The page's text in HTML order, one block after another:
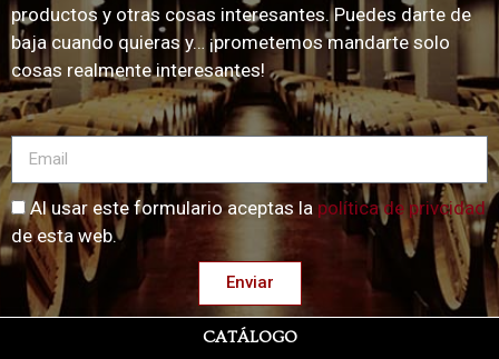
productos y otras cosas interesantes. Puedes darte de
baja cuando quieras y… ¡prometemos mandarte solo
cosas realmente interesantes!
Al usar este formulario aceptas la política de privcidad
de esta web.
Enviar
CATÁLOGO